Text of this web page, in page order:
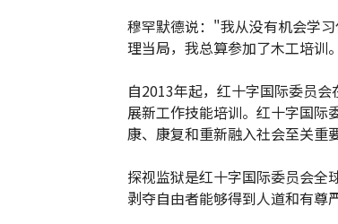
穆罕默德说："我从没有机会学
理当局，我总算参加了木工培训
自2013年起，红十字国际委员
展新工作技能培训。红十字国际
康、康复和重新融入社会至关重要
探视监狱是红十字国际委员会全
剥夺自由者能够得到人道和有尊